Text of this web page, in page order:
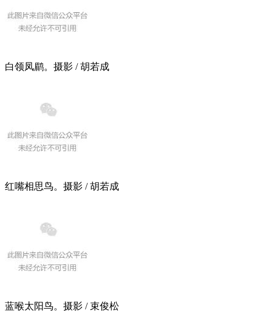
白领凤鹛。摄影 / 胡若成
红嘴相思鸟。摄影 / 胡若成
蓝喉太阳鸟。摄影 / 束俊松